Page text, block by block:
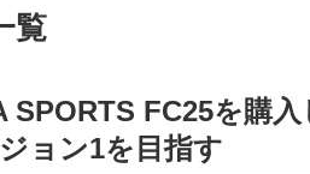
覧
SPORTS FC25を購
ョン1を目指す